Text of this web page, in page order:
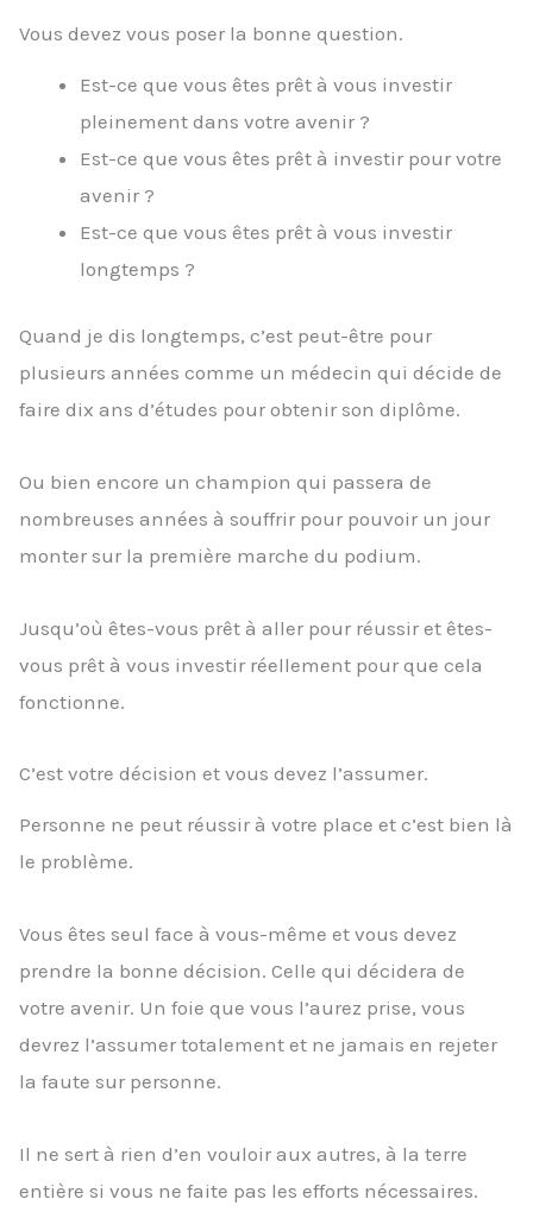
Vous devez vous poser la bonne question.
Est-ce que vous êtes prêt à vous investir
pleinement dans votre avenir ?
Est-ce que vous êtes prêt à investir pour votre
avenir ?
Est-ce que vous êtes prêt à vous investir
longtemps ?
Quand je dis longtemps, c’est peut-être pour
plusieurs années comme un médecin qui décide de
faire dix ans d’études pour obtenir son diplôme.
Ou bien encore un champion qui passera de
nombreuses années à souffrir pour pouvoir un jour
monter sur la première marche du podium.
Jusqu’où êtes-vous prêt à aller pour réussir et êtes-
vous prêt à vous investir réellement pour que cela
fonctionne.
C’est votre décision et vous devez l’assumer.
Personne ne peut réussir à votre place et c’est bien là
le problème.
Vous êtes seul face à vous-même et vous devez
prendre la bonne décision. Celle qui décidera de
votre avenir. Un foie que vous l’aurez prise, vous
devrez l’assumer totalement et ne jamais en rejeter
la faute sur personne.
Il ne sert à rien d’en vouloir aux autres, à la terre
entière si vous ne faite pas les efforts nécessaires.